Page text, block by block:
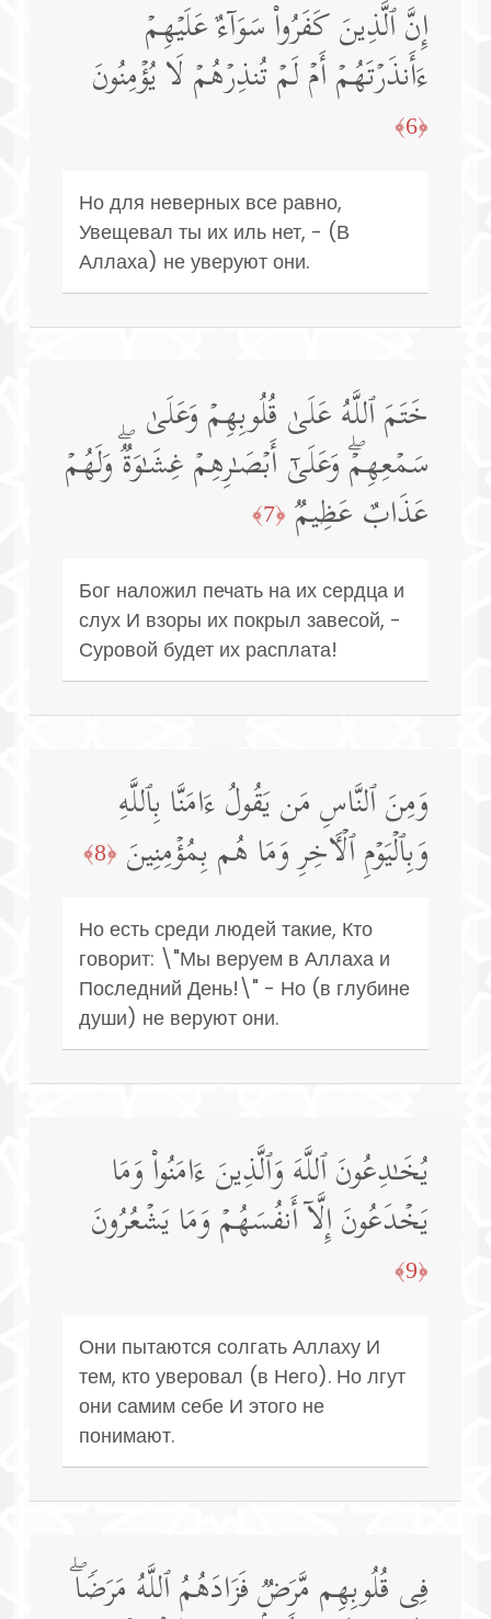
إِنَّ ٱلَّذِینَ كَفَرُوا۟ سَوَاۤءٌ عَلَیۡهِمۡ
ءَأَنذَرۡتَهُمۡ أَمۡ لَمۡ تُنذِرۡهُمۡ لَا یُؤۡمِنُونَ
﴿6﴾
Но для неверных все равно,
Увещевал ты их иль нет, - (В
Аллаха) не уверуют они.
خَتَمَ ٱللَّهُ عَلَىٰ قُلُوبِهِمۡ وَعَلَىٰ
سَمۡعِهِمۡۖ وَعَلَىٰۤ أَبۡصَـٰرِهِمۡ غِشَـٰوَةࣱۖ وَلَهُمۡ
عَذَابٌ عَظِیمࣱ ﴿7﴾
Бог наложил печать на их сердца и
слух И взоры их покрыл завесой, -
Суровой будет их расплата!
وَمِنَ ٱلنَّاسِ مَن یَقُولُ ءَامَنَّا بِٱللَّهِ
وَبِٱلۡیَوۡمِ ٱلۡـَٔاخِرِ وَمَا هُم بِمُؤۡمِنِینَ ﴿8﴾
Но есть среди людей такие, Кто
говорит: \"Мы веруем в Аллаха и
Последний День!\" - Но (в глубине
души) не веруют они.
یُخَـٰدِعُونَ ٱللَّهَ وَٱلَّذِینَ ءَامَنُوا۟ وَمَا
یَخۡدَعُونَ إِلَّاۤ أَنفُسَهُمۡ وَمَا یَشۡعُرُونَ
﴿9﴾
Они пытаются солгать Аллаху И
тем, кто уверовал (в Него). Но лгут
они самим себе И этого не
понимают.
فِی قُلُوبِهِم مَّرَضࣱ فَزَادَهُمُ ٱللَّهُ مَرَضࣰاۖ